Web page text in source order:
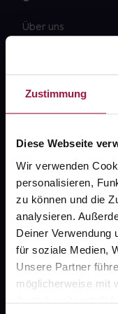
Zustimmung
Diese Webseite
Wir verwenden
personalisieren,
zu können und die
analysieren.
Deiner Verwendung
für soziale Medien,
Unsere Partner
möglicherweise mit
ihnen bereitgestellt
Über uns
Newsletter
Sanitätshäuser
AGB
Impressum